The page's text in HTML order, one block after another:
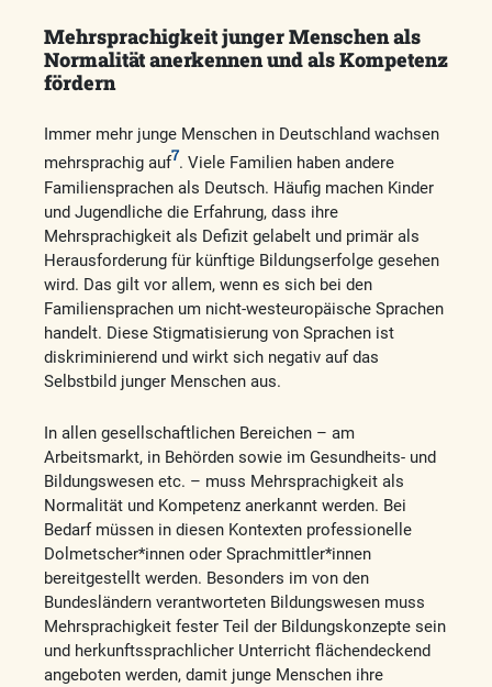
Mehrsprachigkeit junger Menschen als
Normalität anerkennen und als Kompetenz
fördern
Immer mehr junge Menschen in Deutschland wachsen
mehrsprachig auf7. Viele Familien haben andere
Familiensprachen als Deutsch. Häufig machen Kinder
und Jugendliche die Erfahrung, dass ihre
Mehrsprachigkeit als Defizit gelabelt und primär als
Herausforderung für künftige Bildungserfolge gesehen
wird. Das gilt vor allem, wenn es sich bei den
Familiensprachen um nicht-westeuropäische Sprachen
handelt. Diese Stigmatisierung von Sprachen ist
diskriminierend und wirkt sich negativ auf das
Selbstbild junger Menschen aus.
In allen gesellschaftlichen Bereichen – am
Arbeitsmarkt, in Behörden sowie im Gesundheits- und
Bildungswesen etc. – muss Mehrsprachigkeit als
Normalität und Kompetenz anerkannt werden. Bei
Bedarf müssen in diesen Kontexten professionelle
Dolmetscher*innen oder Sprachmittler*innen
bereitgestellt werden. Besonders im von den
Bundesländern verantworteten Bildungswesen muss
Mehrsprachigkeit fester Teil der Bildungskonzepte sein
und herkunftssprachlicher Unterricht flächendeckend
angeboten werden, damit junge Menschen ihre